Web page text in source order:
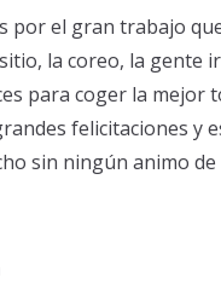
por el gran trabajo
la coreo, la gente
para coger la mejor
felicitaciones y
sin ningún animo